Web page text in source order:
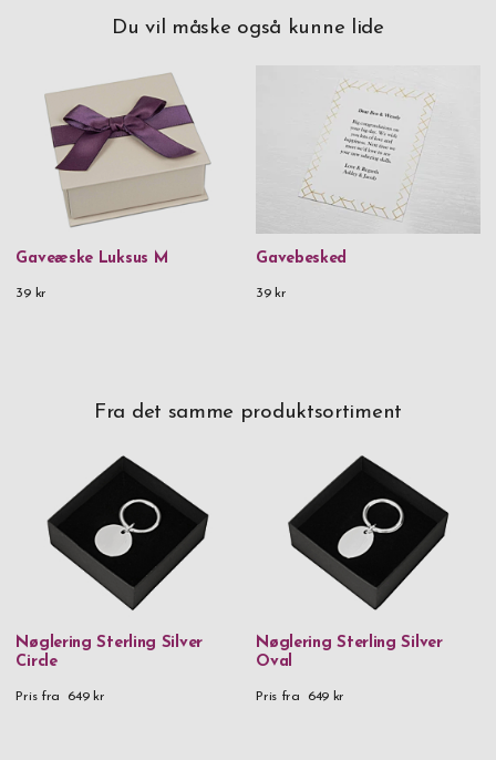
Du vil måske også kunne lide
Gaveæske Luksus M
39 kr
Gavebesked
39 kr
Fra det samme produktsortiment
Nøglering Sterling Silver
Circle
Pris fra 649 kr
Nøglering Sterling Silver
Oval
Pris fra 649 kr